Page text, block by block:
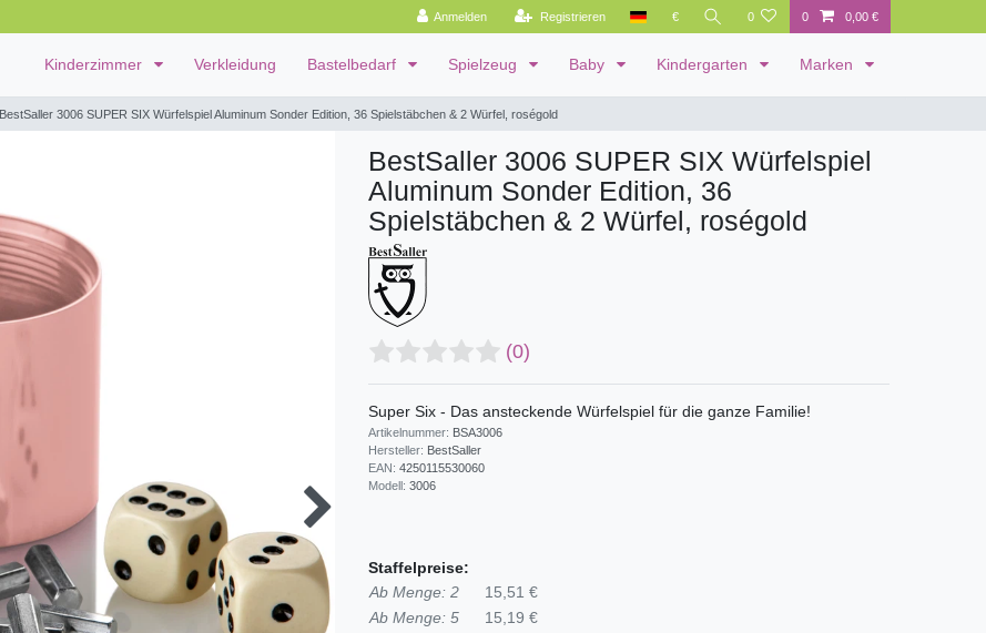
Anmelden Registrieren € 0 0 0,00 €
Kinderzimmer Verkleidung Bastelbedarf Spielzeug Baby Kindergarten Marken
BestSaller 3006 SUPER SIX Würfelspiel Aluminum Sonder Edition, 36 Spielstäbchen & 2 Würfel, roségold
BestSaller 3006 SUPER SIX Würfelspiel
Aluminum Sonder Edition, 36
Spielstäbchen & 2 Würfel, roségold
(0)
Super Six - Das ansteckende Würfelspiel für die ganze Familie!
Artikelnummer: BSA3006
Hersteller: BestSaller
EAN: 4250115530060
Modell: 3006
Staffelpreise:
Ab Menge: 2
15,51 €
Ab Menge: 5
15,19 €